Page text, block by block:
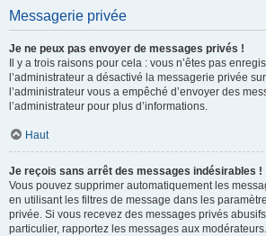
Messagerie privée
Je ne peux pas envoyer de messages privés !
Il y a trois raisons pour cela : vous n’êtes pas
l’administrateur a désactivé la messagerie privée
l’administrateur vous a empêché d’envoyer des
l’administrateur pour plus d’informations.
Haut
Je reçois sans arrêt des messages indésirables !
Vous pouvez supprimer automatiquement les
en utilisant les filtres de message dans les
privée. Si vous recevez des messages privés
particulier, rapportez les messages aux